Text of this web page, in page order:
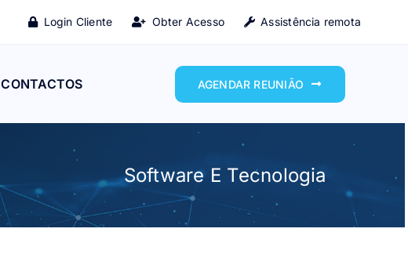
Login Cliente Obter Acesso Assistência remota
CONTACTOS AGENDAR REUNIÃO
Software E Tecnologia